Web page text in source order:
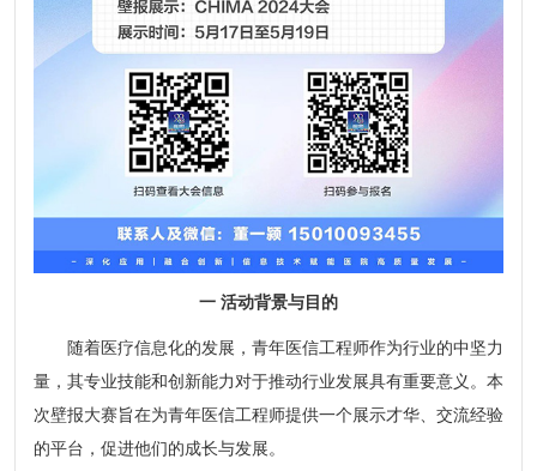
一 活动背景与目的
随着医疗信息化的发展，青年医信工程师作为行业的中坚力
量，其专业技能和创新能力对于推动行业发展具有重要意义。本
次壁报大赛旨在为青年医信工程师提供一个展示才华、交流经验
的平台，促进他们的成长与发展。